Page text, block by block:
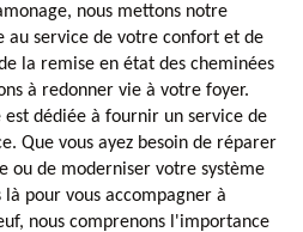
nous mettons notre
au service de votre confort et de
la remise en état des cheminées
à redonner vie à votre foyer.
dédiée à fournir un service de
Que vous ayez besoin de réparer
ou de moderniser votre système
pour vous accompagner à
nous comprenons l'importance